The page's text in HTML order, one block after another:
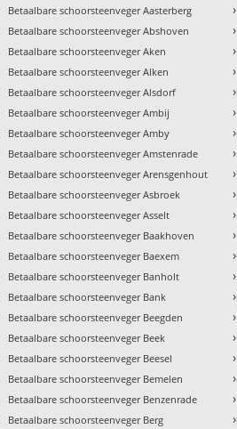
Betaalbare schoorsteenveger Aasterberg
Betaalbare schoorsteenveger Abshoven
Betaalbare schoorsteenveger Aken
Betaalbare schoorsteenveger Alken
Betaalbare schoorsteenveger Alsdorf
Betaalbare schoorsteenveger Ambij
Betaalbare schoorsteenveger Amby
Betaalbare schoorsteenveger Amstenrade
Betaalbare schoorsteenveger Arensgenhout
Betaalbare schoorsteenveger Asbroek
Betaalbare schoorsteenveger Asselt
Betaalbare schoorsteenveger Baakhoven
Betaalbare schoorsteenveger Baexem
Betaalbare schoorsteenveger Banholt
Betaalbare schoorsteenveger Bank
Betaalbare schoorsteenveger Beegden
Betaalbare schoorsteenveger Beek
Betaalbare schoorsteenveger Beesel
Betaalbare schoorsteenveger Bemelen
Betaalbare schoorsteenveger Benzenrade
Betaalbare schoorsteenveger Berg
›
›
›
›
›
›
›
›
›
›
›
›
›
›
›
›
›
›
›
›
›